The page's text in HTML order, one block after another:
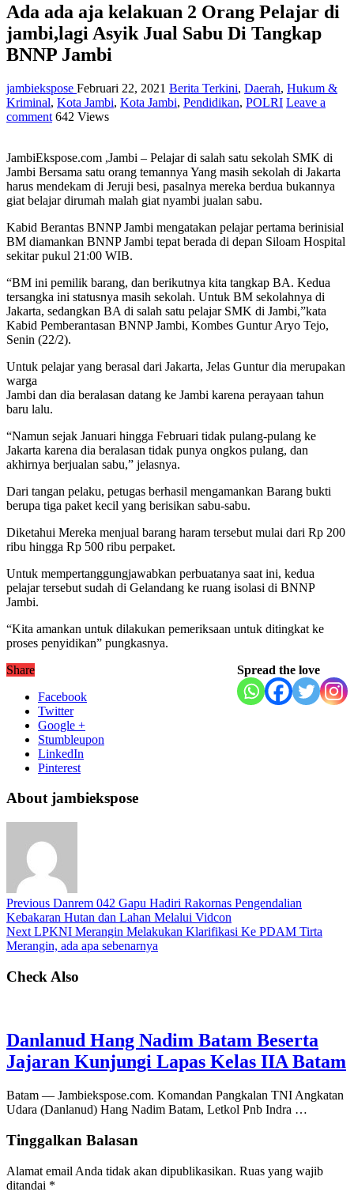
Ada ada aja kelakuan 2 Orang Pelajar di
jambi,lagi Asyik Jual Sabu Di Tangkap
BNNP Jambi
jambiekspose Februari 22, 2021 Berita Terkini, Daerah, Hukum &
Kriminal, Kota Jambi, Kota Jambi, Pendidikan, POLRI Leave a
comment 642 Views
JambiEkspose.com ,Jambi – Pelajar di salah satu sekolah SMK di
Jambi Bersama satu orang temannya Yang masih sekolah di Jakarta
harus mendekam di Jeruji besi, pasalnya mereka berdua bukannya
giat belajar dirumah malah giat nyambi jualan sabu.
Kabid Berantas BNNP Jambi mengatakan pelajar pertama berinisial
BM diamankan BNNP Jambi tepat berada di depan Siloam Hospital
sekitar pukul 21:00 WIB.
“BM ini pemilik barang, dan berikutnya kita tangkap BA. Kedua
tersangka ini statusnya masih sekolah. Untuk BM sekolahnya di
Jakarta, sedangkan BA di salah satu pelajar SMK di Jambi,”kata
Kabid Pemberantasan BNNP Jambi, Kombes Guntur Aryo Tejo,
Senin (22/2).
Untuk pelajar yang berasal dari Jakarta, Jelas Guntur dia merupakan
warga
Jambi dan dia beralasan datang ke Jambi karena perayaan tahun
baru lalu.
“Namun sejak Januari hingga Februari tidak pulang-pulang ke
Jakarta karena dia beralasan tidak punya ongkos pulang, dan
akhirnya berjualan sabu,” jelasnya.
Dari tangan pelaku, petugas berhasil mengamankan Barang bukti
berupa tiga paket kecil yang berisikan sabu-sabu.
Diketahui Mereka menjual barang haram tersebut mulai dari Rp 200
ribu hingga Rp 500 ribu perpaket.
Untuk mempertanggungjawabkan perbuatanya saat ini, kedua
pelajar tersebut sudah di Gelandang ke ruang isolasi di BNNP
Jambi.
“Kita amankan untuk dilakukan pemeriksaan untuk ditingkat ke
proses penyidikan” pungkasnya.
Spread the love
Share
Facebook
Twitter
Google +
Stumbleupon
LinkedIn
Pinterest
About jambiekspose
Previous Danrem 042 Gapu Hadiri Rakornas Pengendalian
Kebakaran Hutan dan Lahan Melalui Vidcon
Next LPKNI Merangin Melakukan Klarifikasi Ke PDAM Tirta
Merangin, ada apa sebenarnya
Check Also
Danlanud Hang Nadim Batam Beserta
Jajaran Kunjungi Lapas Kelas IIA Batam
Batam — Jambiekspose.com. Komandan Pangkalan TNI Angkatan
Udara (Danlanud) Hang Nadim Batam, Letkol Pnb Indra …
Tinggalkan Balasan
Alamat email Anda tidak akan dipublikasikan. Ruas yang wajib
ditandai *